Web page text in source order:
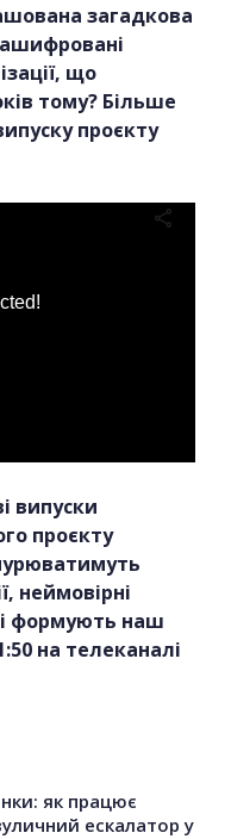
загадкова
що
тому? Більше
проєкту
випуски
проєкту
неймовірні
формують наш
на телеканалі
як працює
ескалатор у